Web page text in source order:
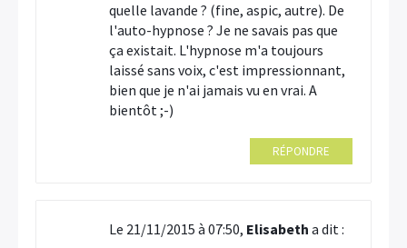
quelle lavande ? (fine, aspic, autre). De
l'auto-hypnose ? Je ne savais pas que
ça existait. L'hypnose m'a toujours
laissé sans voix, c'est impressionnant,
bien que je n'ai jamais vu en vrai. A
bientôt ;-)
RÉPONDRE
Le 21/11/2015 à 07:50, Elisabeth a dit :